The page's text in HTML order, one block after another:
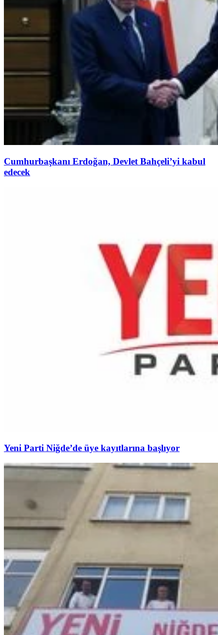
Cumhurbaşkanı Erdoğan, Devlet Bahçeli’yi kabul
edecek
Yeni Parti Niğde’de üye kayıtlarına başlıyor